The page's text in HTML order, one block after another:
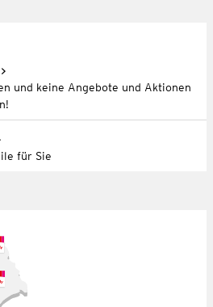
und keine Angebote und Aktionen
für Sie